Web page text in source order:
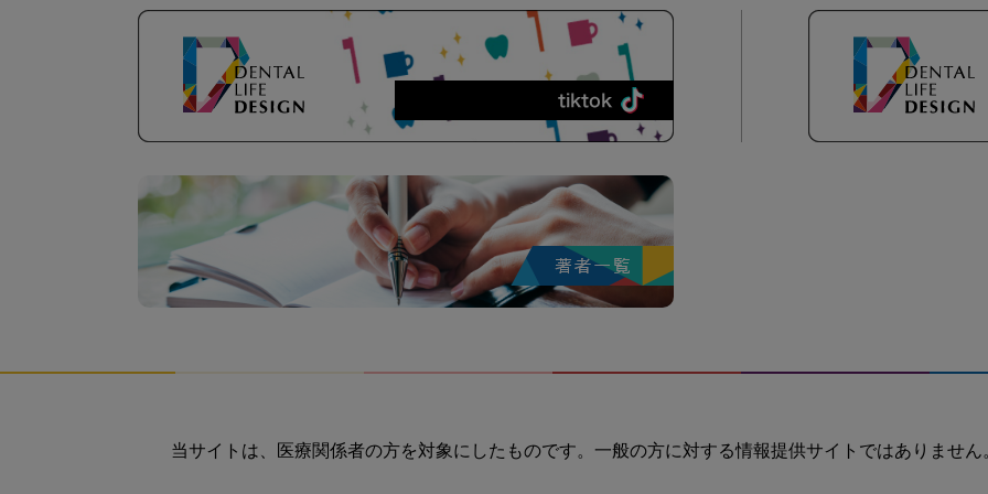
当サイトは、医療関係者の方を対象にしたものです。一般の方に対する情報提供サイトではありません